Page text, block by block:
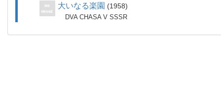
大いなる楽園 1958
DVA CHASA V SSSR